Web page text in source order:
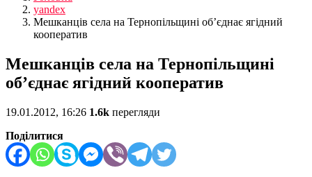
yandex
Мешканців села на Тернопільщині об’єднає ягідний
кооператив
Мешканців села на Тернопільщині
об’єднає ягідний кооператив
19.01.2012, 16:26 1.6k перегляди
Поділитися